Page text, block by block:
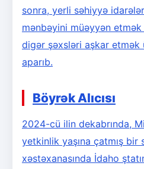
sonra, yerli səhiyyə
mənbəyini müəyyən
digər şəxsləri aşkar etmək
aparıb.
Böyrək Alıcısı
2024-cü ilin dekabrında,
yetkinlik yaşına çatmış bir
xəstəxanasında İdaho